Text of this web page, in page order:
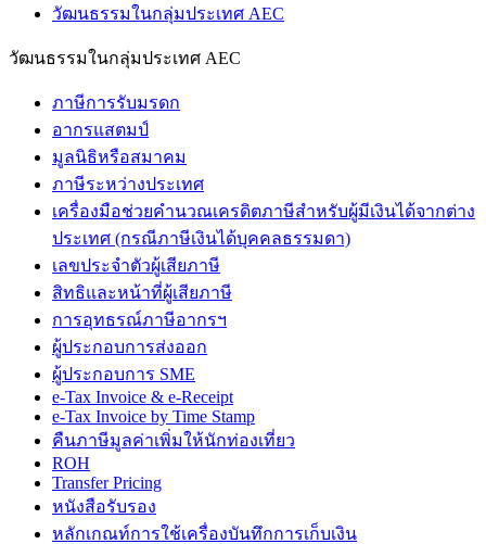
วัฒนธรรมในกลุ่มประเทศ AEC
วัฒนธรรมในกลุ่มประเทศ AEC
ภาษีการรับมรดก
อากรแสตมป์
มูลนิธิหรือสมาคม
ภาษีระหว่างประเทศ
เครื่องมือช่วยคำนวณเครดิตภาษีสำหรับผู้มีเงินได้จากต่าง
ประเทศ (กรณีภาษีเงินได้บุคคลธรรมดา)
เลขประจำตัวผู้เสียภาษี
สิทธิและหน้าที่ผู้เสียภาษี
การอุทธรณ์ภาษีอากรฯ
ผู้ประกอบการส่งออก
ผู้ประกอบการ SME
e-Tax Invoice & e-Receipt
e-Tax Invoice by Time Stamp
คืนภาษีมูลค่าเพิ่มให้นักท่องเที่ยว
ROH
Transfer Pricing
หนังสือรับรอง
หลักเกณท์การใช้เครื่องบันทึกการเก็บเงิน